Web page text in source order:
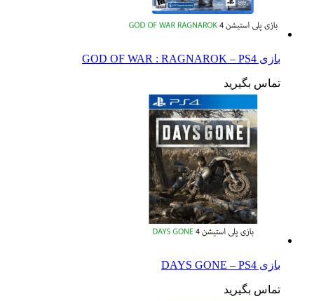
بازی GOD OF WAR : RAGNAROK – PS4
تماس بگیرید
بازی DAYS GONE – PS4
تماس بگیرید